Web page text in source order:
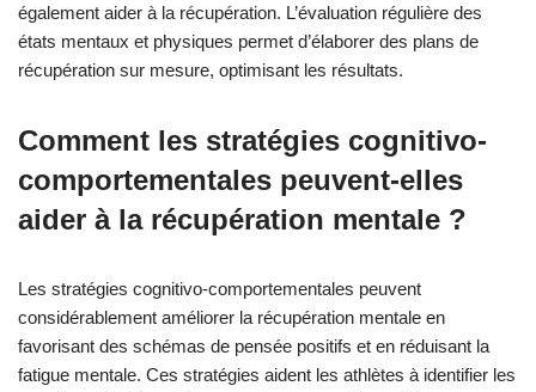
également aider à la récupération. L’évaluation régulière des
états mentaux et physiques permet d’élaborer des plans de
récupération sur mesure, optimisant les résultats.
Comment les stratégies cognitivo-
comportementales peuvent-elles
aider à la récupération mentale ?
Les stratégies cognitivo-comportementales peuvent
considérablement améliorer la récupération mentale en
favorisant des schémas de pensée positifs et en réduisant la
fatigue mentale. Ces stratégies aident les athlètes à identifier les